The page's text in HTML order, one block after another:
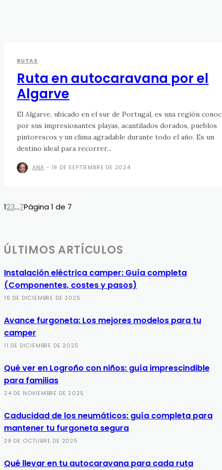
RUTAS
Ruta en autocaravana por el
Algarve
El Algarve, ubicado en el sur de Portugal, es una región
por sus impresionantes playas, acantilados dorados, pueblos
pintorescos y un clima agradable durante todo el año. Es un
destino ideal para recorrer...
ANA - 19 DE SEPTIEMBRE DE 2024
123...7Página 1 de 7
ÚLTIMOS ARTÍCULOS
Instalación eléctrica camper: Guía completa
(Componentes, costes y pasos)
16 DE DICIEMBRE DE 2025
Avance furgoneta: Los mejores modelos para tu
camper
11 DE DICIEMBRE DE 2025
Qué ver en Logroño con niños: guía imprescindible
para familias
24 DE NOVIEMBRE DE 2025
Caducidad de los neumáticos: guía completa para
mantener tu furgoneta segura
28 DE OCTUBRE DE 2025
Qué llevar en tu autocaravana para cada ruta